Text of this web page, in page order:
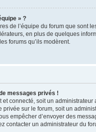
» ?
de l’équipe du forum que sont
en plus de quelques
forums qu’ils modèrent.
messages privés !
et connecté, soit un administrateur
privée sur le forum, soit un
empêcher d’envoyer des
contacter un administrateur du